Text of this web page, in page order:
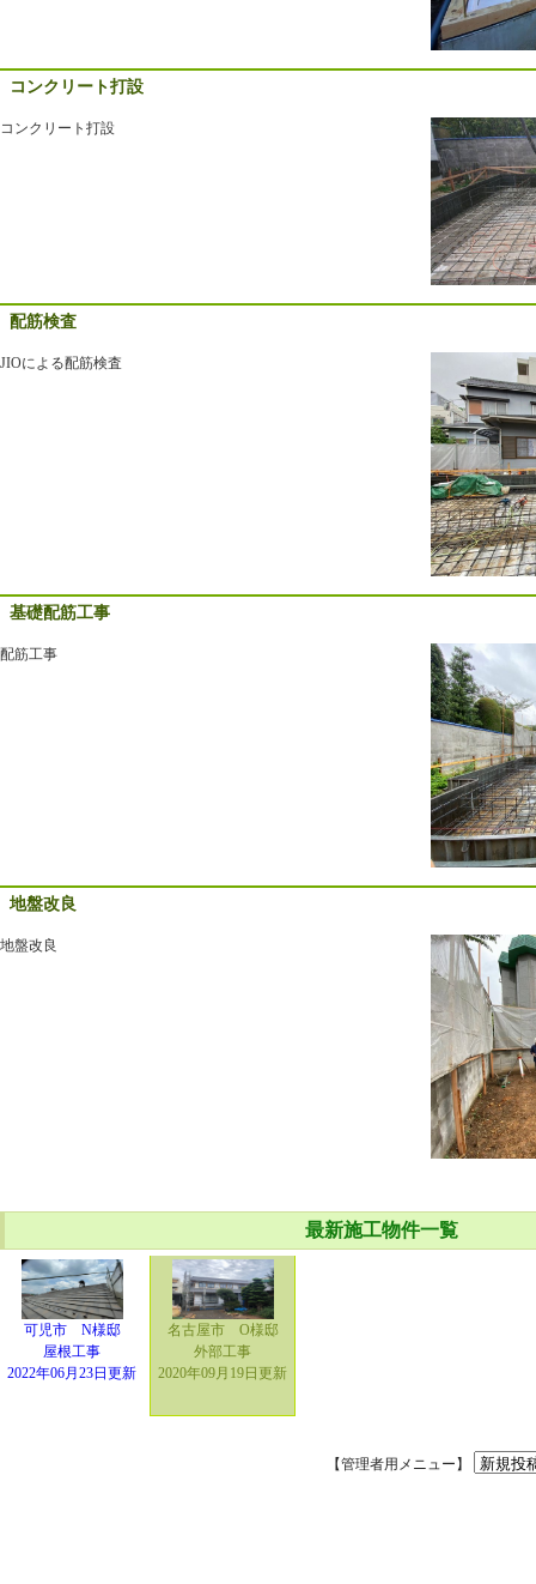
コンクリート打設
コンクリート打設
配筋検査
JIOによる配筋検査
基礎配筋工事
配筋工事
地盤改良
地盤改良
最新施工物件一覧
可児市 N様邸
屋根工事
2022年06月23日更新
名古屋市 O様邸
外部工事
2020年09月19日更新
【管理者用メニュー】